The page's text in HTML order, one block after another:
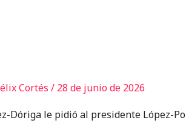
Cortés / 28 de junio de 2026
Dóriga le pidió al presidente López-